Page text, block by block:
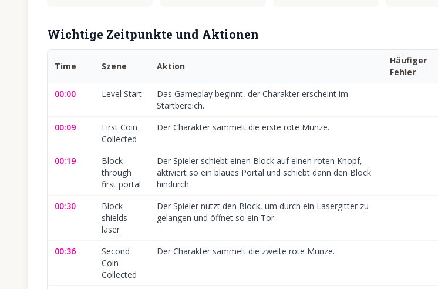
Wichtige Zeitpunkte und Aktionen
Time Szene Aktion
Häufiger
Fehler
00:00 Level Start
Das Gameplay beginnt, der Charakter erscheint im
Startbereich.
00:09
First Coin
Collected
Der Charakter sammelt die erste rote Münze.
00:19
Block
through
first portal
Der Spieler schiebt einen Block auf einen roten Knopf,
aktiviert so ein blaues Portal und schiebt dann den Block
hindurch.
00:30
Block
shields
laser
Der Spieler nutzt den Block, um durch ein Lasergitter zu
gelangen und öffnet so ein Tor.
00:36
Second
Coin
Collected
Der Charakter sammelt die zweite rote Münze.